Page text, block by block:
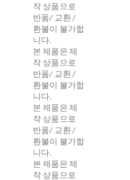
작 상품으로
반품/ 교환 /
환불이 불가합
니다.
본 제품은 제
작 상품으로
반품/ 교환 /
환불이 불가합
니다.
본 제품은 제
작 상품으로
반품/ 교환 /
환불이 불가합
니다.
본 제품은 제
작 상품으로